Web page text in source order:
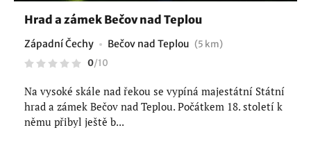
Hrad a zámek Bečov nad Teplou
Západní Čechy Bečov nad Teplou (5 km)
0/10
Na vysoké skále nad řekou se vypíná majestátní Státní
hrad a zámek Bečov nad Teplou. Počátkem 18. století k
němu přibyl ještě b...